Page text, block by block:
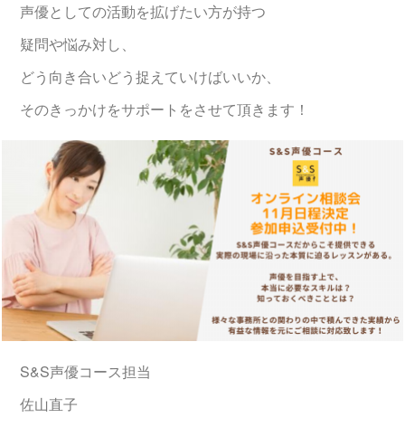
声優としての活動を拡げたい方が持つ
疑問や悩み対し、
どう向き合いどう捉えていけばいいか、
そのきっかけをサポートをさせて頂きます！
S&S声優コース担当
佐山直子